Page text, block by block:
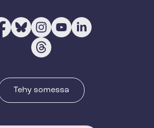
Tehy somessa